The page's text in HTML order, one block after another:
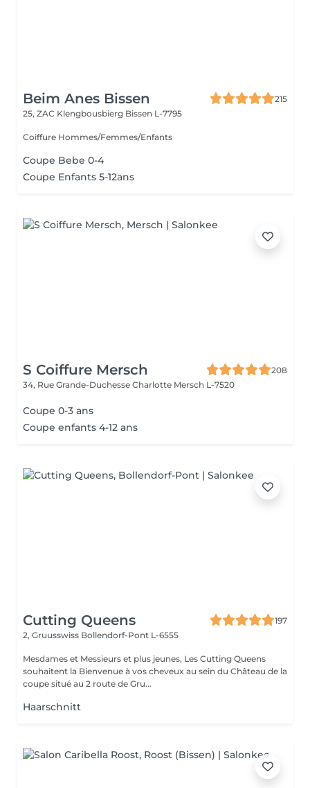
Beim Anes Bissen
215
25, ZAC Klengbousbierg Bissen L-7795
Coiffure Hommes/Femmes/Enfants
Coupe Bebe 0-4
Coupe Enfants 5-12ans
S Coiffure Mersch
208
34, Rue Grande-Duchesse Charlotte Mersch L-7520
Coupe 0-3 ans
Coupe enfants 4-12 ans
Cutting Queens
197
2, Gruusswiss Bollendorf-Pont L-6555
Mesdames et Messieurs et plus jeunes, Les Cutting Queens
souhaitent la Bienvenue à vos cheveux au sein du Château de la
coupe situé au 2 route de Gru...
Haarschnitt